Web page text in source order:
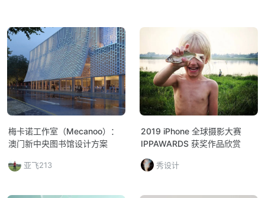
梅卡诺工作室（Mecanoo）：
澳门新中央图书馆设计方案
亚飞213
2019 iPhone 全球摄影大赛
IPPAWARDS 获奖作品欣赏
秀设计